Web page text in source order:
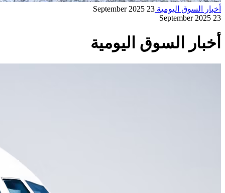
أخبار السوق اليومية 23 September 2025
23 September 2025
أخبار السوق اليومية